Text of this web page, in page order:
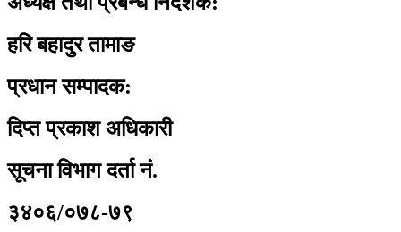
हरि बहादुर तामाङ
प्रधान सम्पादक:
दिप्त प्रकाश अधिकारी
सूचना विभाग दर्ता नं.
३४०६/०७८-७९